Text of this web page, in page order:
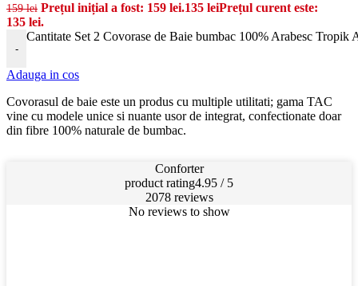
159lei Prețul inițial a fost: 159 lei.135 leiPrețul curent este:
135 lei.
-
Cantitate Set 2 Covorase de Baie bumbac 100% Arabesc Tropik
Adauga in cos
Covorasul de baie este un produs cu multiple utilitati; gama TAC
vine cu modele unice si nuante usor de integrat, confectionate doar
din fibre 100% naturale de bumbac.
Conforter
product rating4.95 / 5
2078 reviews
No reviews to show